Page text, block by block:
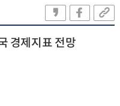
경제지표 전망